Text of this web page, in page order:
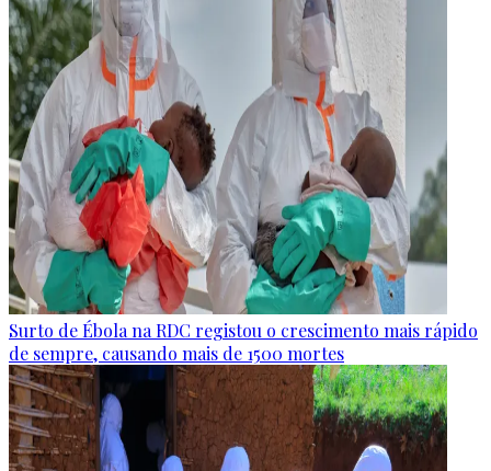
Surto de Ébola na RDC registou o crescimento mais rápido
de sempre, causando mais de 1500 mortes